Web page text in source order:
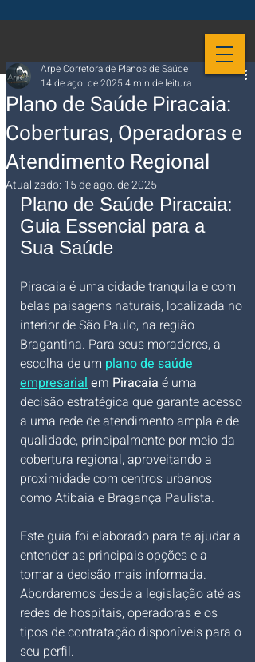
Plano de Saúde Piracaia:
Coberturas, Operadoras e
Atendimento Regional
Arpe Corretora de Planos de Saúde
14 de ago. de 2025 4 min de leitura
Atualizado: 15 de ago. de 2025
Plano de Saúde Piracaia:
Guia Essencial para a
Sua Saúde
Piracaia é uma cidade tranquila e com
belas paisagens naturais, localizada no
interior de São Paulo, na região
Bragantina. Para seus moradores, a
escolha de um plano de saúde
empresarial em Piracaia é uma
decisão estratégica que garante acesso
a uma rede de atendimento ampla e de
qualidade, principalmente por meio da
cobertura regional, aproveitando a
proximidade com centros urbanos
como Atibaia e Bragança Paulista.
Este guia foi elaborado para te ajudar a
entender as principais opções e a
tomar a decisão mais informada.
Abordaremos desde a legislação até as
redes de hospitais, operadoras e os
tipos de contratação disponíveis para o
seu perfil.